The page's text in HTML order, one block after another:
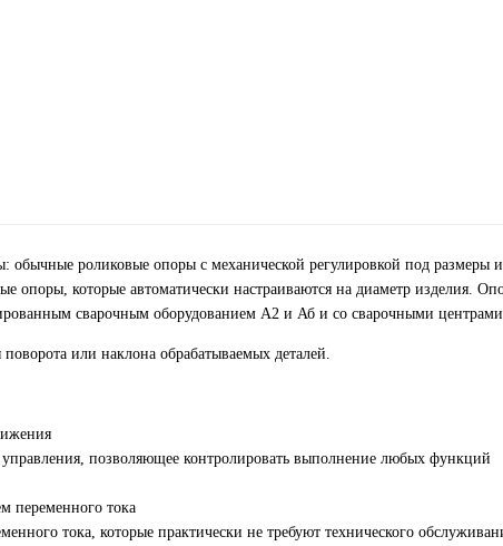
роликовые опоры с механической регулировкой под размеры
опоры, которые автоматически настраиваются на диаметр изделия.
сварочным оборудованием А2 и Аб и со сварочными центрами.
или наклона обрабатываемых деталей.
позволяющее контролировать выполнение любых функций
переменного тока
тока, которые практически не требуют технического